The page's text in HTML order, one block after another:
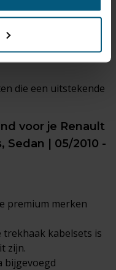
trekhaak niet
trekhaak
die een uitstekende
voor je Renault
Sedan | 05/2010 -
premium merken
kabelsets is
zijn.
bijgevoegd